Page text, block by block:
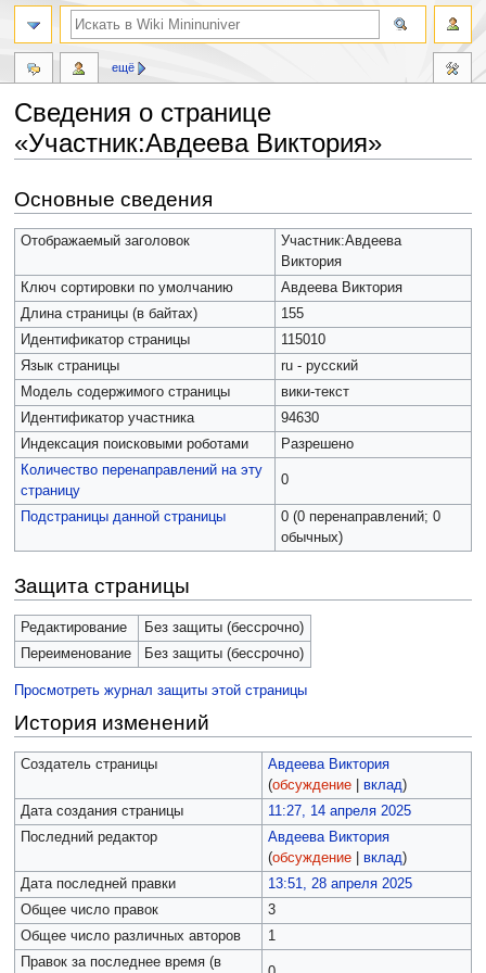
Сведения о странице
«Участник:Авдеева Виктория»
к
навигации
к
поиску
Основные сведения
Отображаемый заголовок
Участник:Авдеева
Виктория
Ключ сортировки по умолчанию
Авдеева Виктория
Длина страницы (в байтах)
155
Идентификатор страницы
115010
Язык страницы
ru - русский
Модель содержимого страницы
вики-текст
Идентификатор участника
94630
Индексация поисковыми роботами
Разрешено
Количество перенаправлений на эту
страницу
0
Подстраницы данной страницы
0 (0 перенаправлений; 0
обычных)
Защита страницы
Редактирование
Без защиты (бессрочно)
Переименование
Без защиты (бессрочно)
Просмотреть журнал защиты этой страницы
История изменений
Создатель страницы
Авдеева Виктория
(обсуждение| вклад)
Дата создания страницы
11:27, 14 апреля 2025
Последний редактор
Авдеева Виктория
(обсуждение| вклад)
Дата последней правки
13:51, 28 апреля 2025
Общее число правок
3
Общее число различных авторов
1
Правок за последнее время (в
ещё